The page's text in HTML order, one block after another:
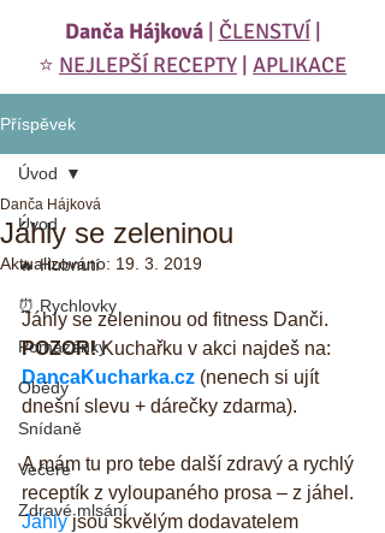
Danča Hájková| ČLENSTVÍ
⭐️ NEJLEPŠÍ RECEPTY APLIKACE
Příspěvek
Úvod
🔥 Hubnutí
⏰ Rychlovky
Pomazánky
Obědy
Snídaně
Večeře
Zdravé mlsání
Úvod
Jáhly se zeleninou
Danča Hájková
Aktualizováno: 19. 3. 2019
Jáhly se zeleninou od fitness Danči.
POZOR! Kuchařku v akci najdeš na:
DancaKucharka.cz (nenech si ujít
dnešní slevu + dárečky zdarma).
A mám tu pro tebe další zdravý a rychlý
receptík z vyloupaného prosa – z jáhel.
Jáhly jsou skvělým dodavatelem